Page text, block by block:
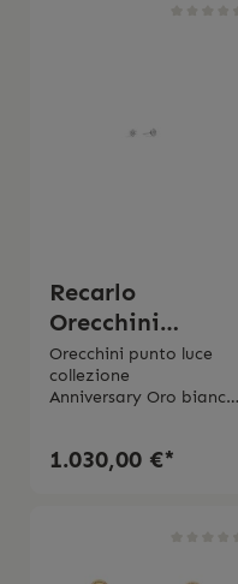
Recarlo
Orecchini
Anniversary
punto luce 0.24
Orecchini punto luce
collezione
Anniversary Oro bianco
EPurezza VS
1.030,00 €*